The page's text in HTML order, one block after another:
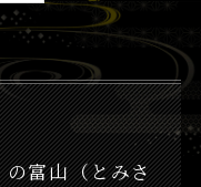
富山（とみさ